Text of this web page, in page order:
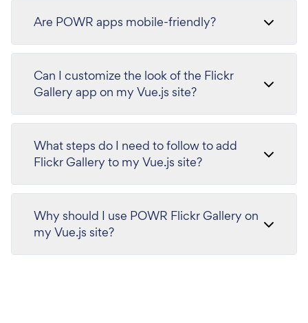
Are POWR apps mobile-friendly?
Can I customize the look of the Flickr
Gallery app on my Vue.js site?
What steps do I need to follow to add
Flickr Gallery to my Vue.js site?
Why should I use POWR Flickr Gallery on
my Vue.js site?